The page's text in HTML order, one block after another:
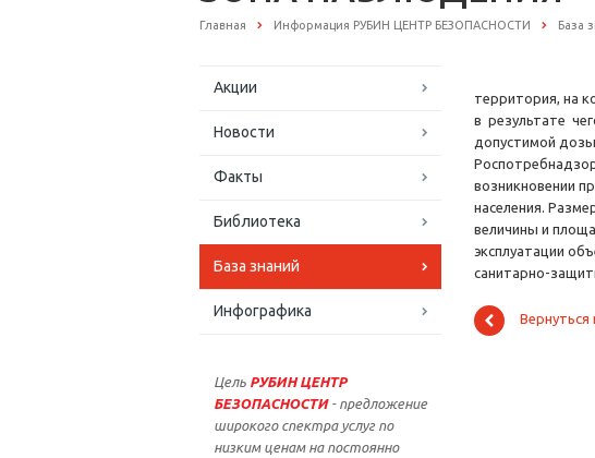
Главная Информация РУБИН ЦЕНТР БЕЗОПАСНОСТИ База
Акции
Новости
Факты
Библиотека
База знаний
Инфографика
Цель РУБИН ЦЕНТР
БЕЗОПАСНОСТИ - предложение
широкого спектра услуг по
низким ценам на постоянно
территория, на
в результате
допустимой
возникновении
населения.
величины и
эксплуатации
санитарно-
Вернуться